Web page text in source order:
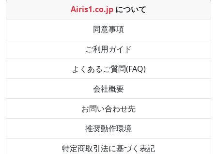
Airis1.co.jp について
同意事項
ご利用ガイド
よくあるご質問(FAQ)
会社概要
お問い合わせ先
推奨動作環境
特定商取引法に基づく表記